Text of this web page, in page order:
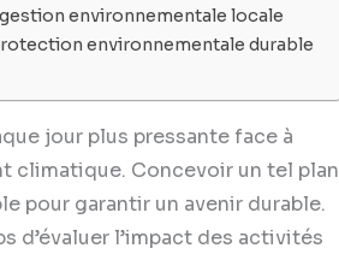
environnementale locale
environnementale durable
jour plus pressante face à
climatique. Concevoir un tel plan
pour garantir un avenir durable.
d’évaluer l’impact des activités